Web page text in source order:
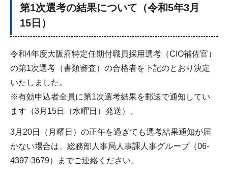
第1次選考の結果について（令和5年3月
15日）
令和4年度大阪府特定任期付職員採用選考（CIO補佐官）
の第1次選考（書類審査）の合格者を下記のとおり決定
いたしました。
※有効申込者全員に第1次選考結果を郵送で通知してい
ます（3月15日（水曜日）発送）。
3月20日（月曜日）の正午を過ぎても選考結果通知が届
かない場合は、総務部人事局人事課人事グループ（06-
4397-3679）までご連絡ください。